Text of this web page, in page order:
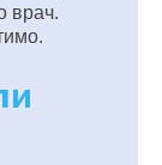
врач.